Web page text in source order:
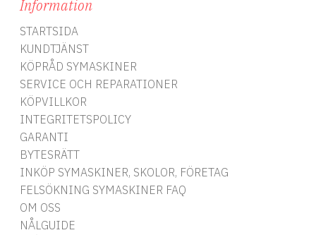
Information
STARTSIDA
KUNDTJÄNST
KÖPRÅD SYMASKINER
SERVICE OCH REPARATIONER
KÖPVILLKOR
INTEGRITETSPOLICY
GARANTI
BYTESRÄTT
INKÖP SYMASKINER, SKOLOR, FÖRETAG
FELSÖKNING SYMASKINER FAQ
OM OSS
NÅLGUIDE